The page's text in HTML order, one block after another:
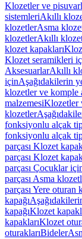
Klozetler ve
sistemleriAkıllı
klozetlerAsma
klozetlerAkıllı
klozet kapakları
Klozet seramikleri
AksesuarlarAkıllı
içinAşağıdakilerin
klozetler ve komple
malzemesiKlozetler
klozetler
fonksiyonlu alçak
fonksiyonlu alçak
parçası Klozet
parçası Klozet
parçası Çocuklar
parçası Asma
parçası Yere oturan
kapağı
kapağıKlozet
kapaklarıKlozet
oturaklarıBideler